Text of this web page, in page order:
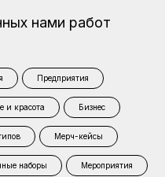
нами работ
Предприятия
и красота Бизнес
Мерч-кейсы
наборы Мероприятия